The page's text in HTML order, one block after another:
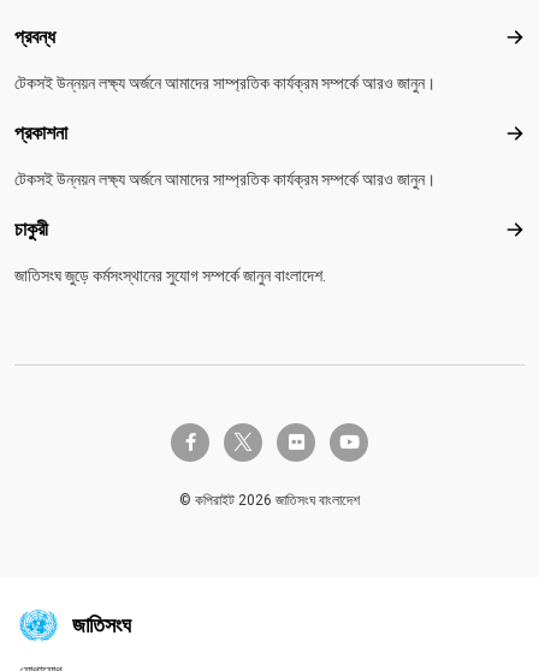
প্রবন্ধ
টেকসই উন্নয়ন লক্ষ্য অর্জনে আমাদের সাম্প্রতিক কার্যক্রম সম্পর্কে আরও জানুন।
প্রকাশনা
টেকসই উন্নয়ন লক্ষ্য অর্জনে আমাদের সাম্প্রতিক কার্যক্রম সম্পর্কে আরও জানুন।
চাকুরী চাকুরী
জাতিসংঘ জুড়ে কর্মসংস্থানের সুযোগ সম্পর্কে জানুন বাংলাদেশ.
facebook-ftwitter-x flickr youtube
© কপিরাইট 2026 জাতিসংঘ বাংলাদেশ
জাতিসংঘ